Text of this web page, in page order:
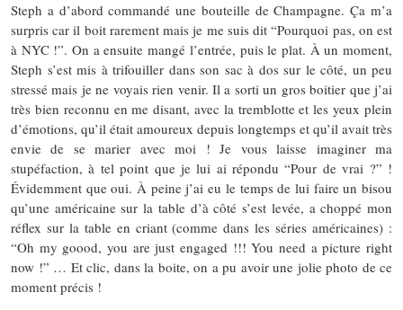
Steph a d’abord commandé une bouteille de Champagne. Ça m’a
surpris car il boit rarement mais je me suis dit “Pourquoi pas, on est
à NYC !”. On a ensuite mangé l’entrée, puis le plat. À un moment,
Steph s’est mis à trifouiller dans son sac à dos sur le côté, un peu
stressé mais je ne voyais rien venir. Il a sorti un gros boitier que j’ai
très bien reconnu en me disant, avec la tremblotte et les yeux plein
d’émotions, qu’il était amoureux depuis longtemps et qu’il avait très
envie de se marier avec moi ! Je vous laisse imaginer ma
stupéfaction, à tel point que je lui ai répondu “Pour de vrai ?” !
Évidemment que oui. À peine j’ai eu le temps de lui faire un bisou
qu’une américaine sur la table d’à côté s’est levée, a choppé mon
réflex sur la table en criant (comme dans les séries américaines) :
“Oh my goood, you are just engaged !!! You need a picture right
now !” … Et clic, dans la boite, on a pu avoir une jolie photo de ce
moment précis !